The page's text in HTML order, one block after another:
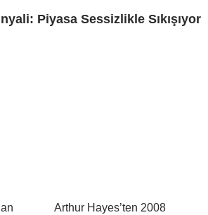
Piyasa Sessizlikle Sıkışıyor
Arthur Hayes’ten 2008